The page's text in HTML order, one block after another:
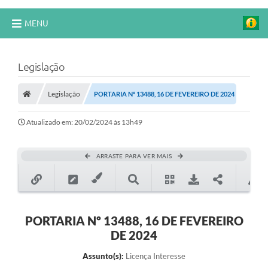
MENU
A Prefeitura
Município
Turismo
Transparência
1DOC
PARCEIROS
Legislação
Legislação PORTARIA Nº 13488, 16 DE FEVEREIRO DE 2024
Atualizado em: 20/02/2024 às 13h49
ARRASTE PARA VER MAIS
PORTARIA Nº 13488, 16 DE FEVEREIRO
DE 2024
Assunto(s): Licença Interesse